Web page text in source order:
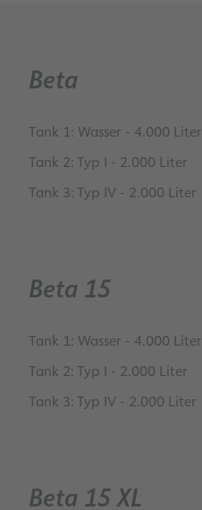
Beta
Tank 1: Wasser - 4.000 Liter
Tank 2: Typ I - 2.000 Liter
Tank 3: Typ IV - 2.000 Liter
Beta 15
Tank 1: Wasser - 4.000 Liter
Tank 2: Typ I - 2.000 Liter
Tank 3: Typ IV - 2.000 Liter
Beta 15 XL